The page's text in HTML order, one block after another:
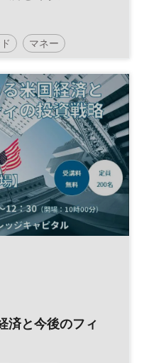
マネー
料
土日祝開催
済と今後のフィ